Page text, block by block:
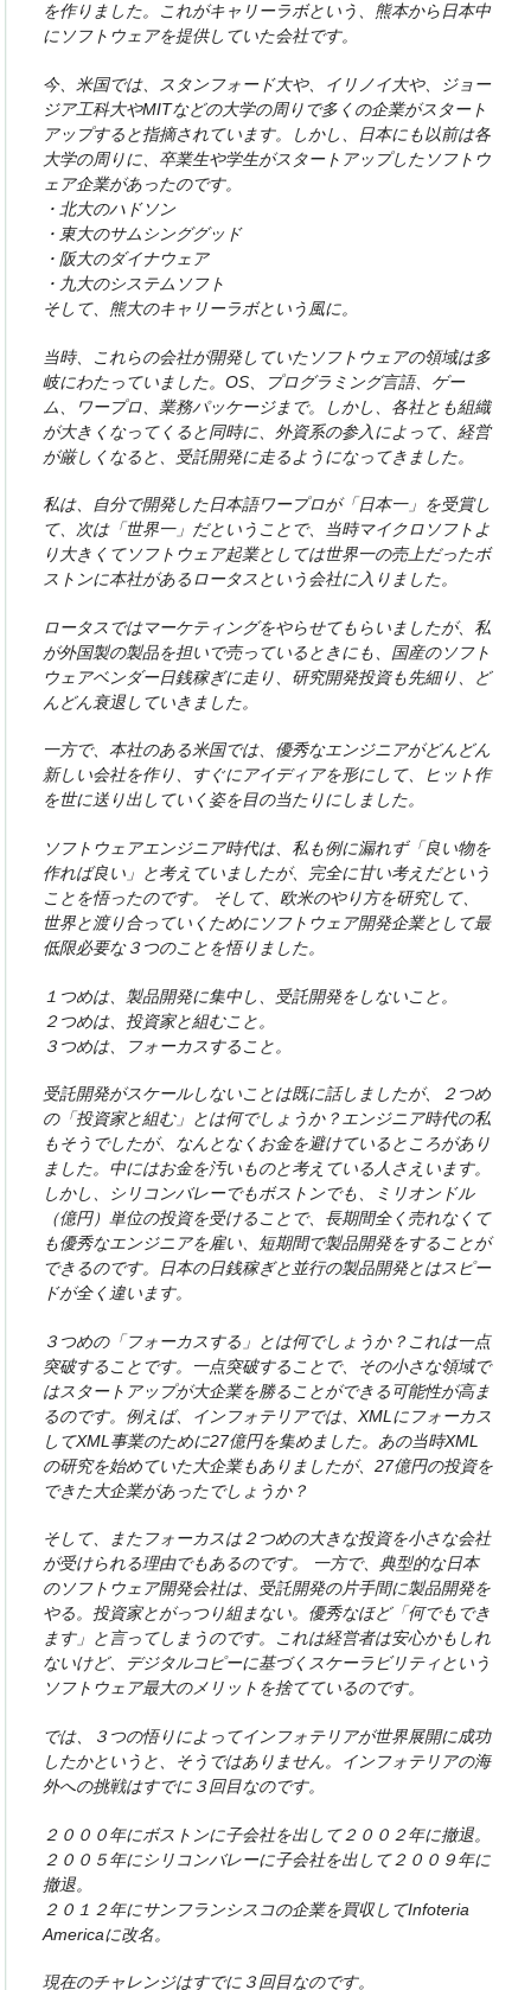
を作りました。これがキャリーラボという、熊本から日本中
にソフトウェアを提供していた会社です。
今、米国では、スタンフォード大や、イリノイ大や、ジョー
ジア工科大やMITなどの大学の周りで多くの企業がスタート
アップすると指摘されています。しかし、日本にも以前は各
大学の周りに、卒業生や学生がスタートアップしたソフトウ
ェア企業があったのです。
・北大のハドソン
・東大のサムシンググッド
・阪大のダイナウェア
・九大のシステムソフト
そして、熊大のキャリーラボという風に。
当時、これらの会社が開発していたソフトウェアの領域は多
岐にわたっていました。OS、プログラミング言語、ゲー
ム、ワープロ、業務パッケージまで。しかし、各社とも組織
が大きくなってくると同時に、外資系の参入によって、経営
が厳しくなると、受託開発に走るようになってきました。
私は、自分で開発した日本語ワープロが「日本一」を受賞し
て、次は「世界一」だということで、当時マイクロソフトよ
り大きくてソフトウェア起業としては世界一の売上だったボ
ストンに本社があるロータスという会社に入りました。
ロータスではマーケティングをやらせてもらいましたが、私
が外国製の製品を担いで売っているときにも、国産のソフト
ウェアベンダー日銭稼ぎに走り、研究開発投資も先細り、ど
んどん衰退していきました。
一方で、本社のある米国では、優秀なエンジニアがどんどん
新しい会社を作り、すぐにアイディアを形にして、ヒット作
を世に送り出していく姿を目の当たりにしました。
ソフトウェアエンジニア時代は、私も例に漏れず「良い物を
作れば良い」と考えていましたが、完全に甘い考えだという
ことを悟ったのです。 そして、欧米のやり方を研究して、
世界と渡り合っていくためにソフトウェア開発企業として最
低限必要な３つのことを悟りました。
１つめは、製品開発に集中し、受託開発をしないこと。
２つめは、投資家と組むこと。
３つめは、フォーカスすること。
受託開発がスケールしないことは既に話しましたが、２つめ
の「投資家と組む」とは何でしょうか？エンジニア時代の私
もそうでしたが、なんとなくお金を避けているところがあり
ました。中にはお金を汚いものと考えている人さえいます。
しかし、シリコンバレーでもボストンでも、ミリオンドル
（億円）単位の投資を受けることで、長期間全く売れなくて
も優秀なエンジニアを雇い、短期間で製品開発をすることが
できるのです。日本の日銭稼ぎと並行の製品開発とはスピー
ドが全く違います。
３つめの「フォーカスする」とは何でしょうか？これは一点
突破することです。一点突破することで、その小さな領域で
はスタートアップが大企業を勝ることができる可能性が高ま
るのです。例えば、インフォテリアでは、XMLにフォーカス
してXML事業のために27億円を集めました。あの当時XML
の研究を始めていた大企業もありましたが、27億円の投資を
できた大企業があったでしょうか？
そして、またフォーカスは２つめの大きな投資を小さな会社
が受けられる理由でもあるのです。 一方で、典型的な日本
のソフトウェア開発会社は、受託開発の片手間に製品開発を
やる。投資家とがっつり組まない。優秀なほど「何でもでき
ます」と言ってしまうのです。これは経営者は安心かもしれ
ないけど、デジタルコピーに基づくスケーラビリティという
ソフトウェア最大のメリットを捨てているのです。
では、３つの悟りによってインフォテリアが世界展開に成功
したかというと、そうではありません。インフォテリアの海
外への挑戦はすでに３回目なのです。
２０００年にボストンに子会社を出して２００２年に撤退。
２００５年にシリコンバレーに子会社を出して２００９年に
撤退。
２０１２年にサンフランシスコの企業を買収してInfoteria
Americaに改名。
現在のチャレンジはすでに３回目なのです。